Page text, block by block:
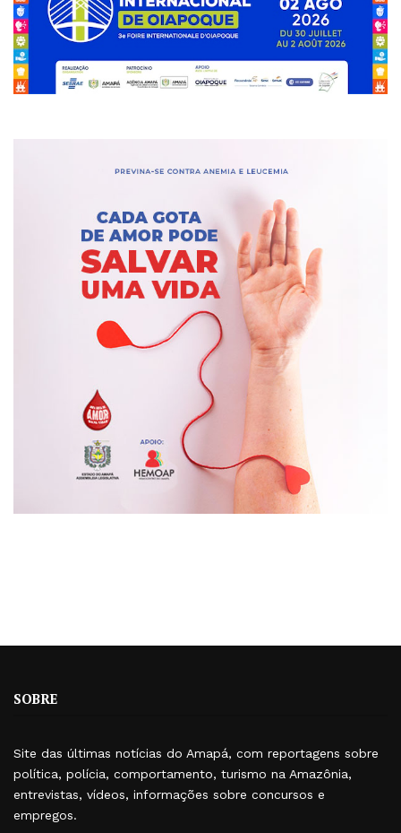
SOBRE
Site das últimas notícias do Amapá, com reportagens sobre
política, polícia, comportamento, turismo na Amazônia,
entrevistas, vídeos, informações sobre concursos e
empregos.